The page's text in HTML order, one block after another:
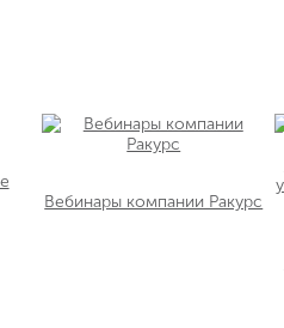
Вебинары компании Ракурс